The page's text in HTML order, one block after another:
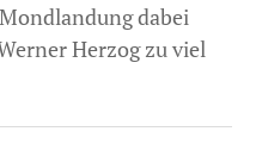
dabei
Herzog zu viel